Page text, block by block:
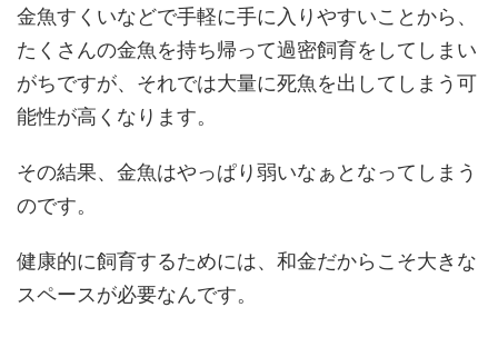
金魚すくいなどで手軽に手に入りやすいことから、
たくさんの金魚を持ち帰って過密飼育をしてしまい
がちですが、それでは大量に死魚を出してしまう可
能性が高くなります。
その結果、金魚はやっぱり弱いなぁとなってしまう
のです。
健康的に飼育するためには、和金だからこそ大きな
スペースが必要なんです。